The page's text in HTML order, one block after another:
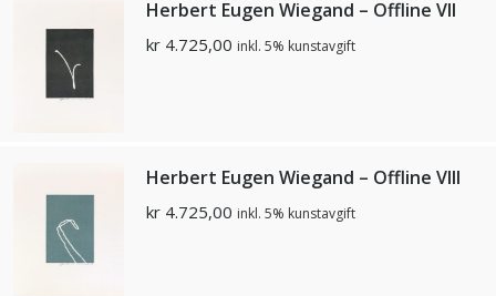
Herbert Eugen Wiegand – Offline VII
kr 4.725,00 inkl. 5% kunstavgift
Herbert Eugen Wiegand – Offline VIII
kr 4.725,00 inkl. 5% kunstavgift